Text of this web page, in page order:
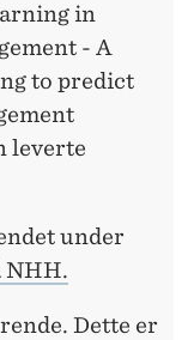
in
- A
to predict
leverte
under
NHH.
Dette er